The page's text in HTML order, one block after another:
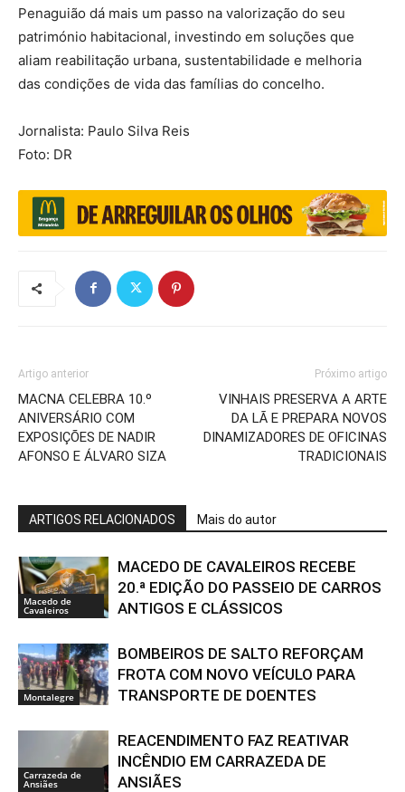
Penaguião dá mais um passo na valorização do seu
património habitacional, investindo em soluções que
aliam reabilitação urbana, sustentabilidade e melhoria
das condições de vida das famílias do concelho.
Jornalista: Paulo Silva Reis
Foto: DR
Artigo anterior
MACNA CELEBRA 10.º
ANIVERSÁRIO COM
EXPOSIÇÕES DE NADIR
AFONSO E ÁLVARO SIZA
Próximo artigo
VINHAIS PRESERVA A ARTE
DA LÃ E PREPARA NOVOS
DINAMIZADORES DE OFICINAS
TRADICIONAIS
ARTIGOS RELACIONADOS Mais do autor
Macedo de
Cavaleiros
MACEDO DE CAVALEIROS RECEBE
20.ª EDIÇÃO DO PASSEIO DE CARROS
ANTIGOS E CLÁSSICOS
Montalegre
BOMBEIROS DE SALTO REFORÇAM
FROTA COM NOVO VEÍCULO PARA
TRANSPORTE DE DOENTES
Carrazeda de
Ansiães
REACENDIMENTO FAZ REATIVAR
INCÊNDIO EM CARRAZEDA DE
ANSIÃES